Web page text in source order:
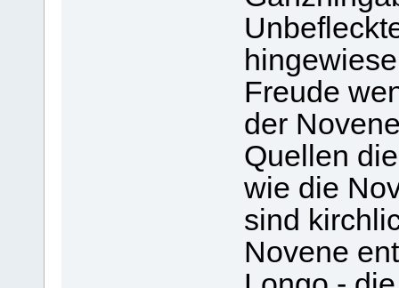
Freude
der
Quellen
wie die
sind
Novene